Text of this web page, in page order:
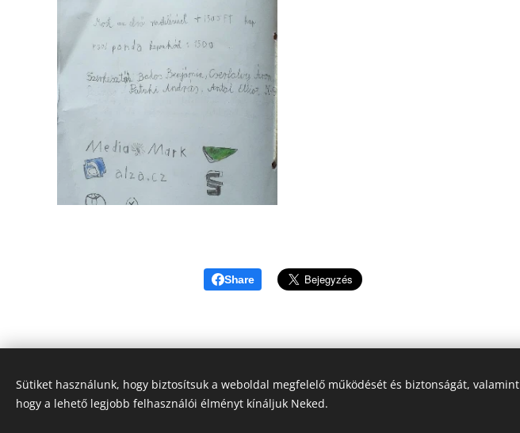
Share
Sütiket használunk, hogy biztosítsuk a weboldal megfelelő működését és biztonságát, valamint
hogy a lehető legjobb felhasználói élményt kínáljuk Neked.